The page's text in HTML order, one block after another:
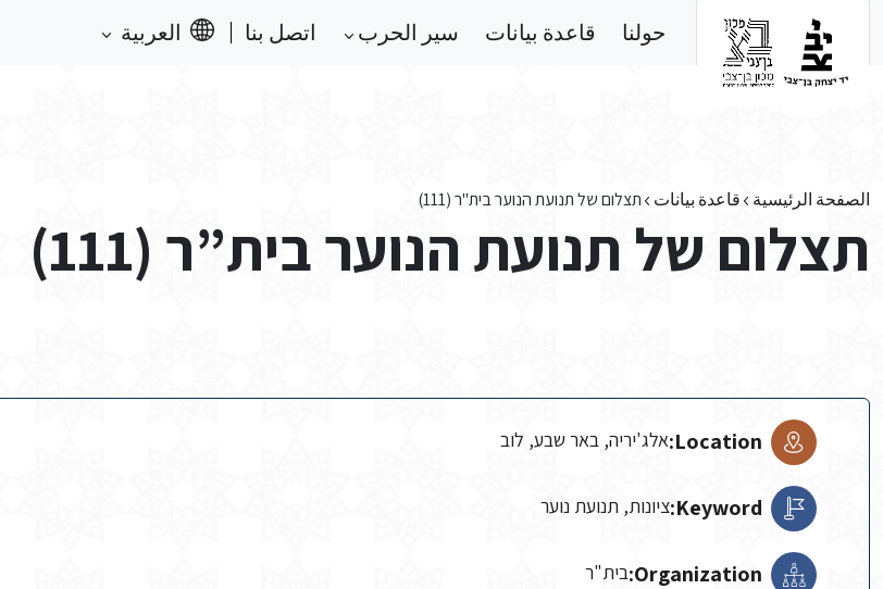
حولنا قاعدة بيانات سير الحرب اتصل بنا العربية
الصفحة الرئيسية قاعدة بيانات תצלום של תנועת הנוער בית"ר (111)
תצלום של תנועת הנוער בית”ר (111)
Location: אלג'יריה, באר שבע, לוב
Keyword: ציונות, תנועת נוער
Organization: בית"ר‬